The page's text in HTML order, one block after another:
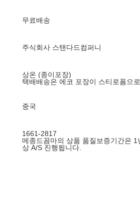
무료배송
주식회사 스탠다드컴퍼니
상온 (종이포장)
택배배송은 에코 포장이 스티로폼으
중국
1661-2817
메종드꼼마의 상품 품질보증기간은
상 A/S 진행됩니다.